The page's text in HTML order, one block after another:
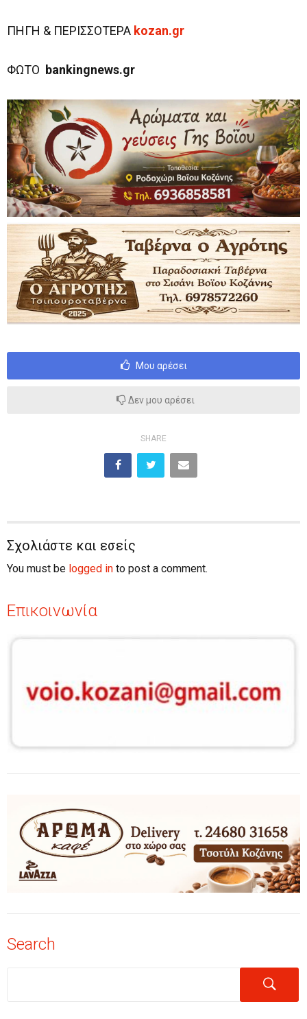
ΠΗΓΗ & ΠΕΡΙΣΣΟΤΕΡΑ kozan.gr
ΦΩΤΟ bankingnews.gr
Μου αρέσει
Δεν μου αρέσει
SHARE
Σχολιάστε και εσείς
You must be logged in to post a comment.
Επικοινωνία
Search